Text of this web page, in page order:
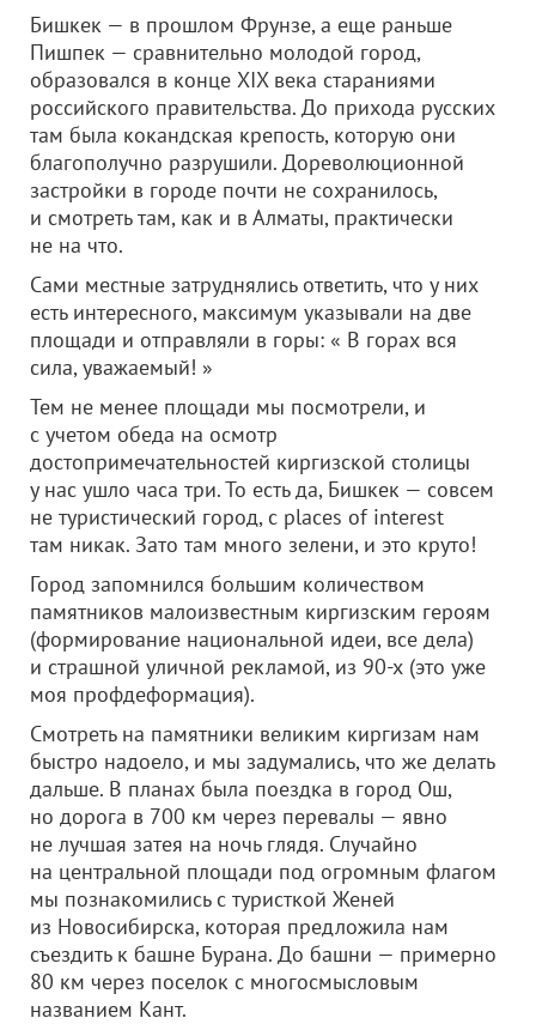
Бишкек — в прошлом Фрунзе, а еще раньше
Пишпек — сравнительно молодой город,
образовался в конце XIX века стараниями
российского правительства. До прихода русских
там была кокандская крепость, которую они
благополучно разрушили. Дореволюционной
застройки в городе почти не сохранилось,
и смотреть там, как и в Алматы, практически
не на что.
Сами местные затруднялись ответить, что у них
есть интересного, максимум указывали на две
площади и отправляли в горы: « В горах вся
сила, уважаемый! »
Тем не менее площади мы посмотрели, и
с учетом обеда на осмотр
достопримечательностей киргизской столицы
у нас ушло часа три. То есть да, Бишкек — совсем
не туристический город, с places of interest
там никак. Зато там много зелени, и это круто!
Город запомнился большим количеством
памятников малоизвестным киргизским героям
(формирование национальной идеи, все дела)
и страшной уличной рекламой, из 90-х (это уже
моя профдеформация).
Смотреть на памятники великим киргизам нам
быстро надоело, и мы задумались, что же делать
дальше. В планах была поездка в город Ош,
но дорога в 700 км через перевалы — явно
не лучшая затея на ночь глядя. Случайно
на центральной площади под огромным флагом
мы познакомились с туристкой Женей
из Новосибирска, которая предложила нам
съездить к башне Бурана. До башни — примерно
80 км через поселок с многосмысловым
названием Кант.